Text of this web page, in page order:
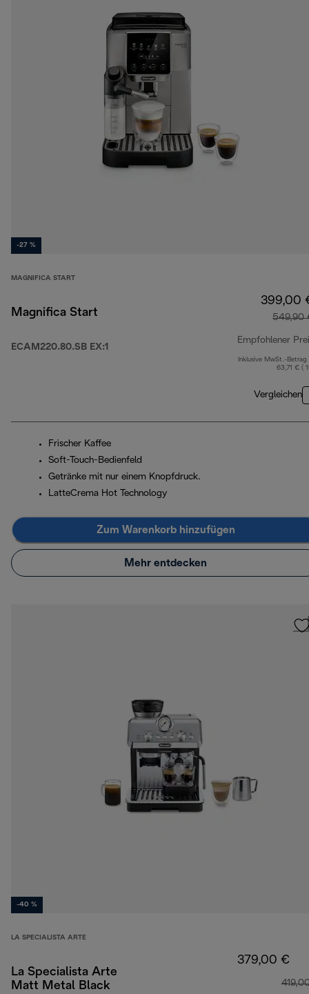
-27 %
MAGNIFICA START
Magnifica Start
ECAM220.80.SB EX:1
399,00
549,90
Empfohlener
Inklusive MwSt.-Betrag
63,71 € (
Vergleichen
Frischer Kaffee
Soft-Touch-Bedienfeld
Getränke mit nur einem Knopfdruck.
LatteCrema Hot Technology
Zum Warenkorb hinzufügen
Mehr entdecken
-40 %
LA SPECIALISTA ARTE
La Specialista Arte
Matt Metal Black
379,00 €